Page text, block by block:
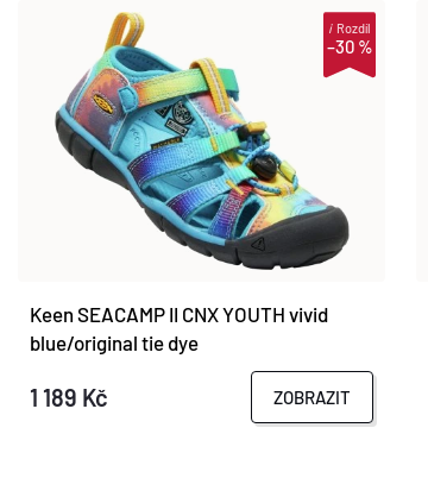
–30 %
iRozdíl
Keen SEACAMP II CNX YOUTH vivid
blue/original tie dye
1 189 Kč ZOBRAZIT